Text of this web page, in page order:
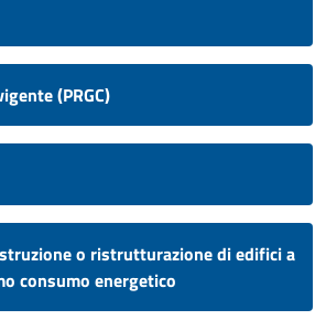
(PRGC)
o ristrutturazione di edifici a
consumo energetico